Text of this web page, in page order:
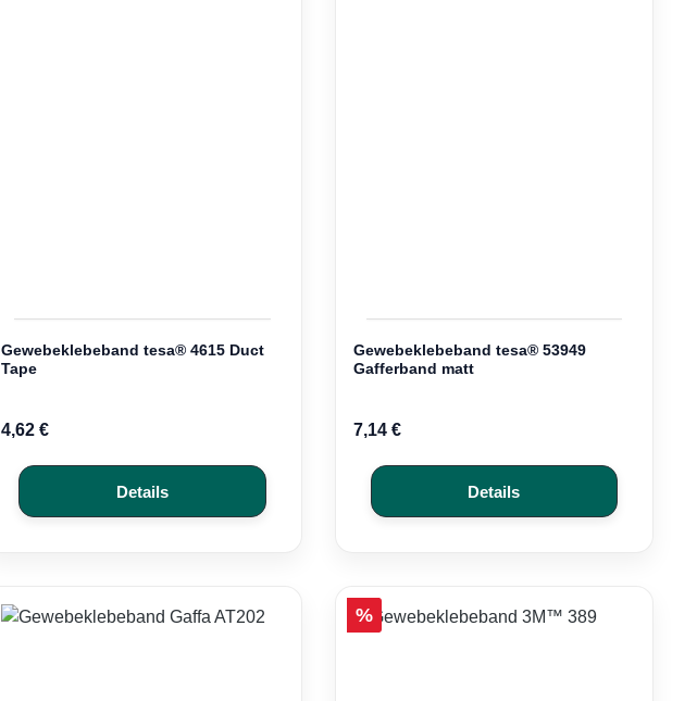
Gewebeklebeband tesa® 4615 Duct
Tape
4,62 €
Details
Gewebeklebeband tesa® 53949
Gafferband matt
7,14 €
Details
Rabatt
%